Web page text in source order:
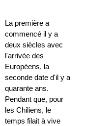
La première a
commencé il y a
deux siècles avec
l'arrivée des
Européens, la
seconde date d'il y a
quarante ans.
Pendant que, pour
les Chiliens, le
temps filait à vive